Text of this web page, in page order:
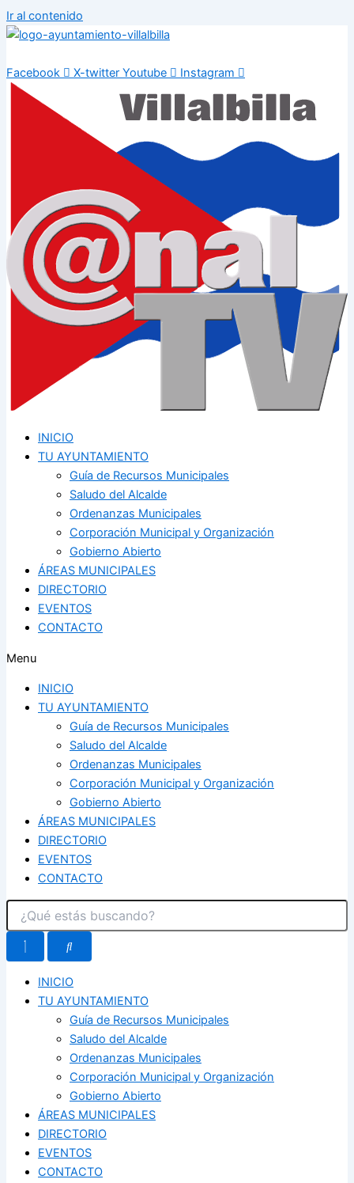
Ir al contenido
Facebook X-twitter Youtube Instagram
INICIO
TU AYUNTAMIENTO
Guía de Recursos Municipales
Saludo del Alcalde
Ordenanzas Municipales
Corporación Municipal y Organización
Gobierno Abierto
ÁREAS MUNICIPALES
DIRECTORIO
EVENTOS
CONTACTO
Menu
INICIO
TU AYUNTAMIENTO
Guía de Recursos Municipales
Saludo del Alcalde
Ordenanzas Municipales
Corporación Municipal y Organización
Gobierno Abierto
ÁREAS MUNICIPALES
DIRECTORIO
EVENTOS
CONTACTO
INICIO
TU AYUNTAMIENTO
Guía de Recursos Municipales
Saludo del Alcalde
Ordenanzas Municipales
Corporación Municipal y Organización
Gobierno Abierto
ÁREAS MUNICIPALES
DIRECTORIO
EVENTOS
CONTACTO